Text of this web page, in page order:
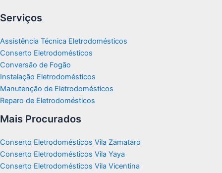
Serviços
Assistência Técnica Eletrodomésticos
Conserto Eletrodomésticos
Conversão de Fogão
Instalação Eletrodomésticos
Manutenção de Eletrodomésticos
Reparo de Eletrodomésticos
Mais Procurados
Conserto Eletrodomésticos Vila Zamataro
Conserto Eletrodomésticos Vila Yaya
Conserto Eletrodomésticos Vila Vicentina